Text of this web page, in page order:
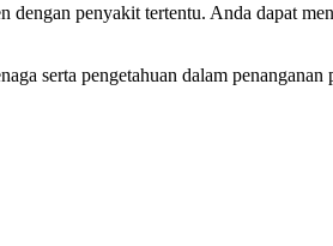
penyakit tertentu. Anda dapat
serta pengetahuan dalam